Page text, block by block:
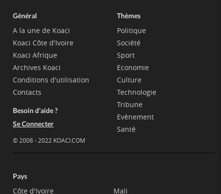
Général
A la une de Koaci
Koaci Côte d'Ivoire
Koaci Afrique
Archives Koaci
Conditions d'utilisation
Contacts
Besoin d'aide ?
Se Connecter
© 2008 - 2022 KOACI.COM
Thèmes
Politique
Société
Sport
Economie
Culture
Technologie
Tribune
Evènement
Santé
Pays
Côte d'Ivoire
Mali